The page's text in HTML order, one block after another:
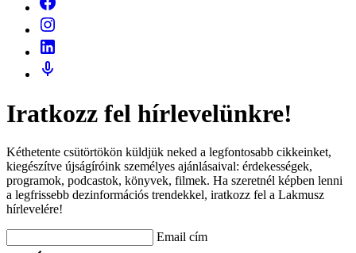
Iratkozz fel hírlevelünkre!
Kéthetente csütörtökön küldjük neked a legfontosabb cikkeinket,
kiegészítve újságíróink személyes ajánlásaival: érdekességek,
programok, podcastok, könyvek, filmek. Ha szeretnél képben lenni
a legfrissebb dezinformációs trendekkel, iratkozz fel a Lakmusz
hírlevelére!
Email cím